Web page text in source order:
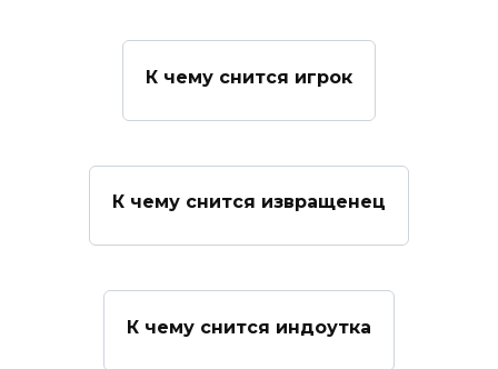
К чему снится игрок
К чему снится извращенец
К чему снится индоутка